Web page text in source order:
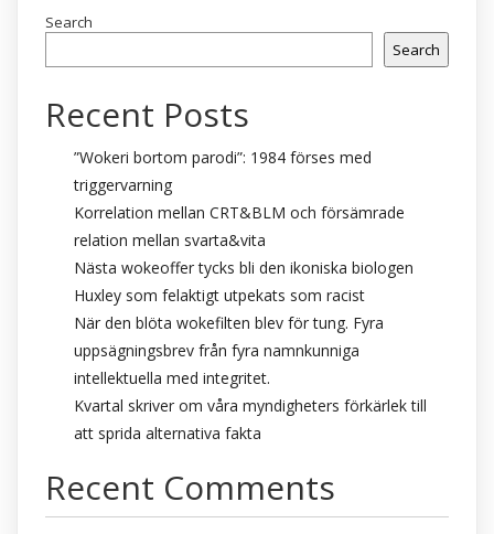
Search
Search
Recent Posts
”Wokeri bortom parodi”: 1984 förses med
triggervarning
Korrelation mellan CRT&BLM och försämrade
relation mellan svarta&vita
Nästa wokeoffer tycks bli den ikoniska biologen
Huxley som felaktigt utpekats som racist
När den blöta wokefilten blev för tung. Fyra
uppsägningsbrev från fyra namnkunniga
intellektuella med integritet.
Kvartal skriver om våra myndigheters förkärlek till
att sprida alternativa fakta
Recent Comments